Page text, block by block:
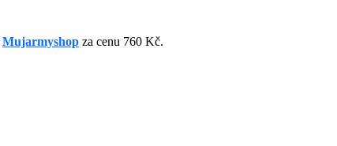
Mujarmyshop za cenu 760 Kč.